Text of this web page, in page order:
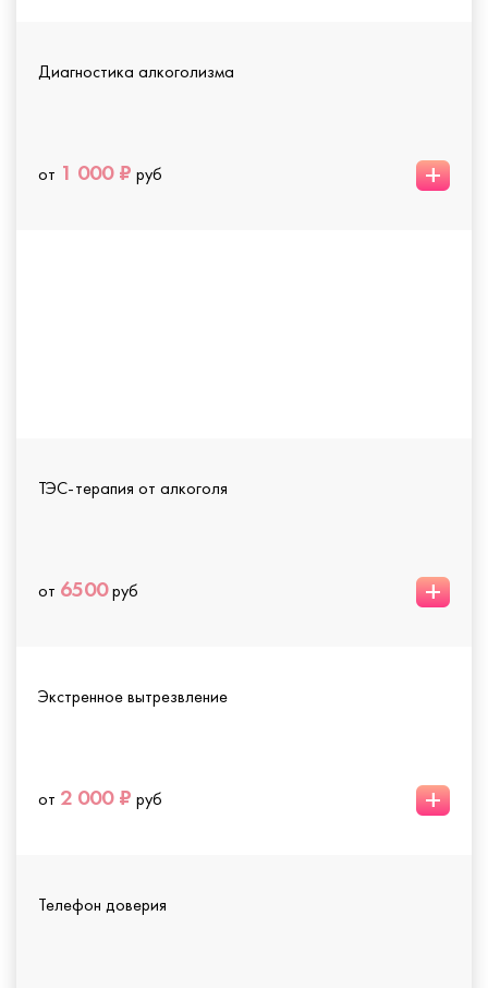
Диагностика алкоголизма
от 1 000 ₽ руб +
ТЭС-терапия от алкоголя
от 6500руб +
Экстренное вытрезвление
от 2 000 ₽ руб +
Телефон доверия